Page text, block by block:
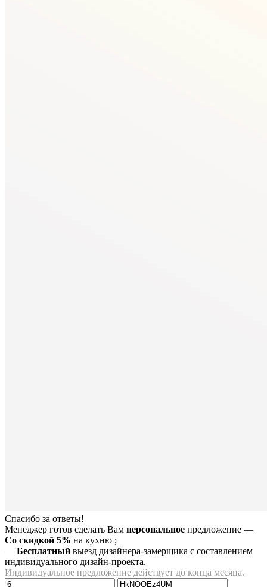
Спасибо за ответы!
Менеджер готов сделать Вам персональное предложение —
Со скидкой 5% на кухню ;
— Бесплатный выезд дизайнера-замерщика с составлением
индивидуального дизайн-проекта.
Индивидуальное предложение действует до конца месяца.